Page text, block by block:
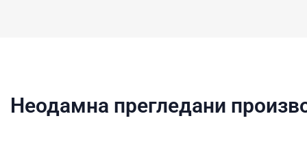
Неодамна прегледани